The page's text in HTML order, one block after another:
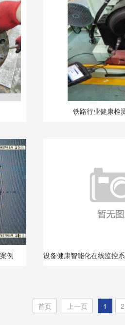
铁路行业健康检
例
设备健康智能化在线监控
首页 上一页 1 2